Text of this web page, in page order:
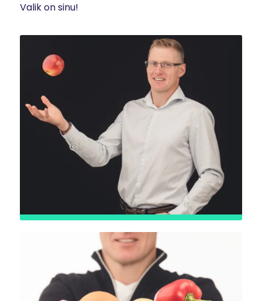
Valik on sinu!